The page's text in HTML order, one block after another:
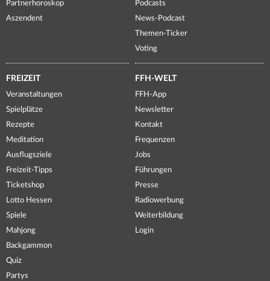
Partnerhoroskop
Aszendent
Podcasts
News-Podcast
Themen-Ticker
Voting
FREIZEIT
Veranstaltungen
Spielplätze
Rezepte
Meditation
Ausflugsziele
Freizeit-Tipps
Ticketshop
Lotto Hessen
Spiele
Mahjong
Backgammon
Quiz
Partys
FFH-WELT
FFH-App
Newsletter
Kontakt
Frequenzen
Jobs
Führungen
Presse
Radiowerbung
Weiterbildung
Login